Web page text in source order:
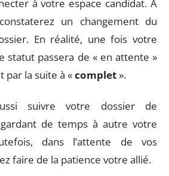
à votre espace candidat. À
un changement du
En réalité, une fois votre
statut passera de « en attente »
par la suite à «complet».
suivre votre dossier de
de temps à autre votre
dans l’attente de vos
faire de la patience votre allié.